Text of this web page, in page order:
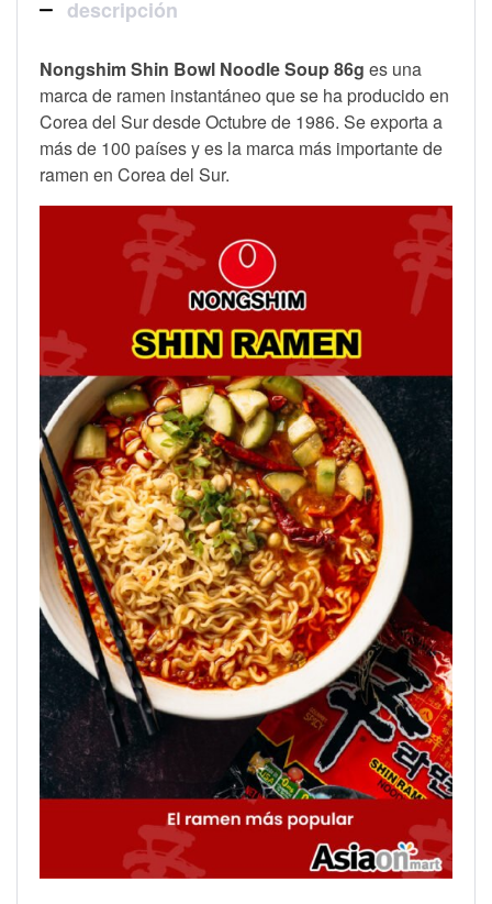
descripción
Nongshim Shin Bowl Noodle Soup 86g es una
marca de ramen instantáneo que se ha producido en
Corea del Sur desde Octubre de 1986. Se exporta a
más de 100 países y es la marca más importante de
ramen en Corea del Sur.